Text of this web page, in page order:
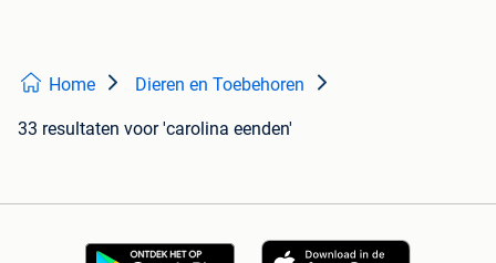
Home Dieren en Toebehoren
33 resultaten voor 'carolina eenden'